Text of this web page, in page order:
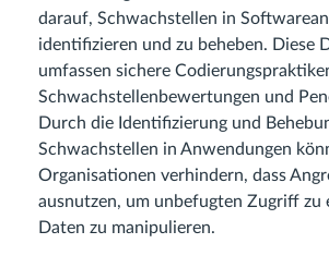
darauf, Schwachstellen in
identifizieren und zu beheben. Diese
umfassen sichere
Schwachstellenbewertungen und
Durch die Identifizierung und
Schwachstellen in Anwendungen
Organisationen verhindern, dass
ausnutzen, um unbefugten Zugriff zu
Daten zu manipulieren.